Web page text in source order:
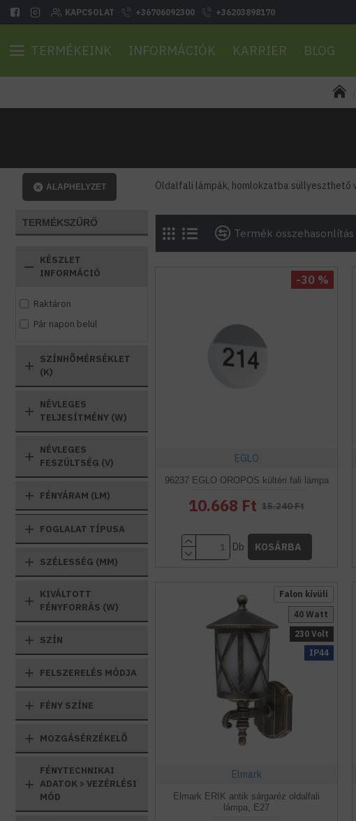
KAPCSOLAT +36706092300 +36203898170
TERMÉKEINK INFORMÁCIÓK KARRIER BLOG
TERMÉKSZŰRŐ
ALAPHELYZET
FOGLALAT TÍPUSA
NÉVLEGES
TELJESÍTMÉNY (W)
SZÉLESSÉG (MM)
NÉVLEGES
FESZÜLTSÉG (V)
FÉNYÁRAM (LM)
SZÍNHŐMÉRSÉKLET
(K)
KIVÁLTOTT
FÉNYFORRÁS (W)
SZÍN
FELSZERELÉS MÓDJA
FÉNY SZÍNE
MOZGÁSÉRZÉKELŐ
FÉNYTECHNIKAI
ADATOK > VEZÉRLÉSI
MÓD
KÉSZLET
INFORMÁCIÓ
Raktáron
Pár napon belül
Oldalfali lámpák, homlokzatba
Termék összehasonlítás
-30 %
EGLO
96237 EGLO OROPOS kültéri fali lámpa
10.668 Ft 15.240 Ft
Db KOSÁRBA
Falon kívüli
40 Watt
230 Volt
IP44
Elmark
Elmark ERIK antik sárgaréz oldalfali
lámpa, E27